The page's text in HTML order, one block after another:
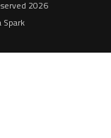
2026
Spark